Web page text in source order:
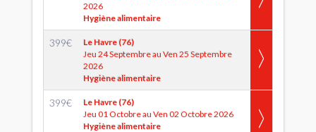
2026
Hygiène alimentaire
399€
Le Havre (76)
Jeu 24 Septembre au Ven 25 Septembre
2026
Hygiène alimentaire
399€
Le Havre (76)
Jeu 01 Octobre au Ven 02 Octobre 2026
Hygiène alimentaire